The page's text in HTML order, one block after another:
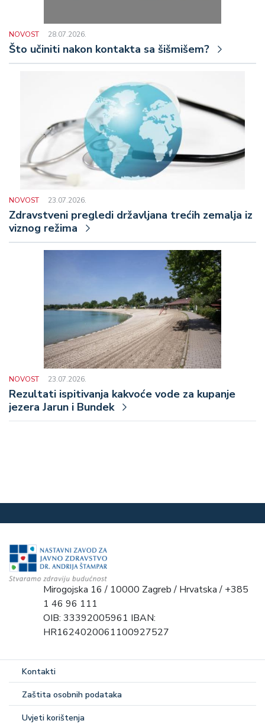
NOVOST 28.07.2026.
Što učiniti nakon kontakta sa šišmišem?
NOVOST 23.07.2026.
Zdravstveni pregledi državljana trećih zemalja iz
viznog režima
NOVOST 23.07.2026.
Rezultati ispitivanja kakvoće vode za kupanje
jezera Jarun i Bundek
Mirogojska 16 / 10000 Zagreb / Hrvatska / +385
1 46 96 111
OIB: 33392005961 IBAN:
HR1624020061100927527
Kontakti
Zaštita osobnih podataka
Uvjeti korištenja